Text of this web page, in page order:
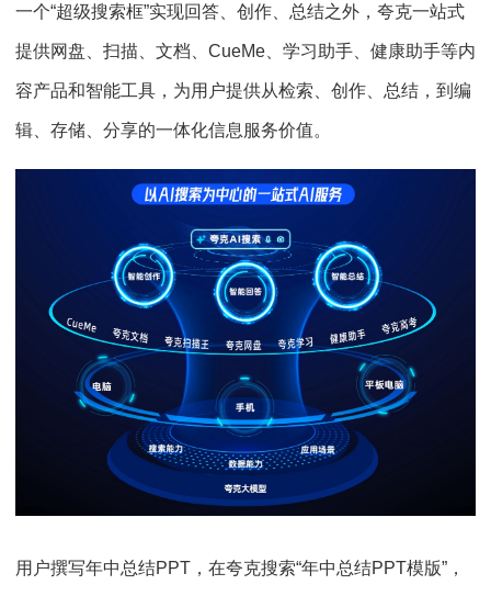
一个“超级搜索框”实现回答、创作、总结之外，夸克一站式
提供网盘、扫描、文档、CueMe、学习助手、健康助手等内
容产品和智能工具，为用户提供从检索、创作、总结，到编
辑、存储、分享的一体化信息服务价值。
用户撰写年中总结PPT，在夸克搜索“年中总结PPT模版”，